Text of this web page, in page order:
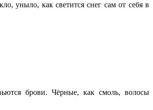
уныло, как светится снег сам от себя в
брови. Чёрные, как смоль, волосы